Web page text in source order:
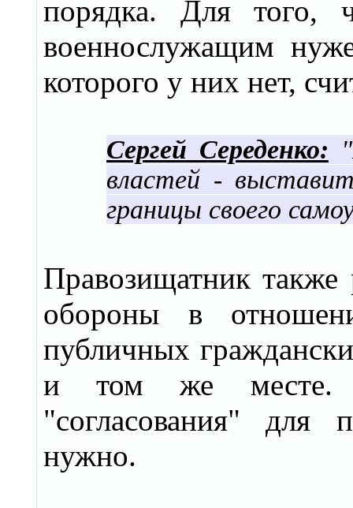
порядка. Для того,
военнослужащим
которого у них нет,
Сергей Середенко:
властей -
границы своего
Правозищатник также
обороны в
публичных
и том же месте.
"согласования" для
нужно.